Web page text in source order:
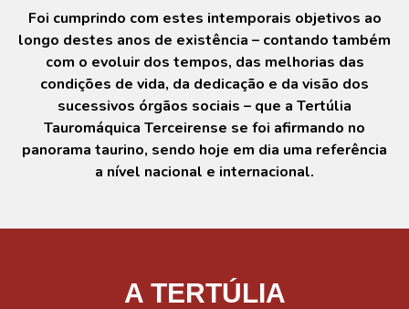
Foi cumprindo com estes intemporais objetivos ao
longo destes anos de existência – contando também
com o evoluir dos tempos, das melhorias das
condições de vida, da dedicação e da visão dos
sucessivos órgãos sociais – que a Tertúlia
Tauromáquica Terceirense se foi afirmando no
panorama taurino, sendo hoje em dia uma referência
a nível nacional e internacional.
A TERTÚLIA